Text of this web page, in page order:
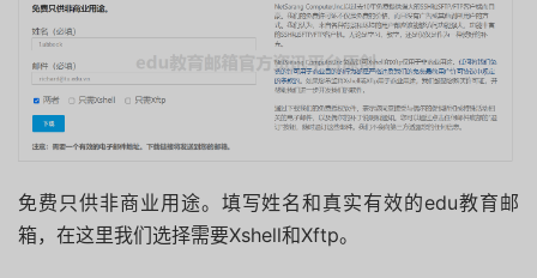
免费只供非商业用途。填写姓名和真实有效的edu教育邮
箱，在这里我们选择需要Xshell和Xftp。